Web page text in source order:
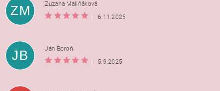
ZM
Zuzana Maliňáková
|
6.11.2025
JB
Ján Boroň
|
5.9.2025